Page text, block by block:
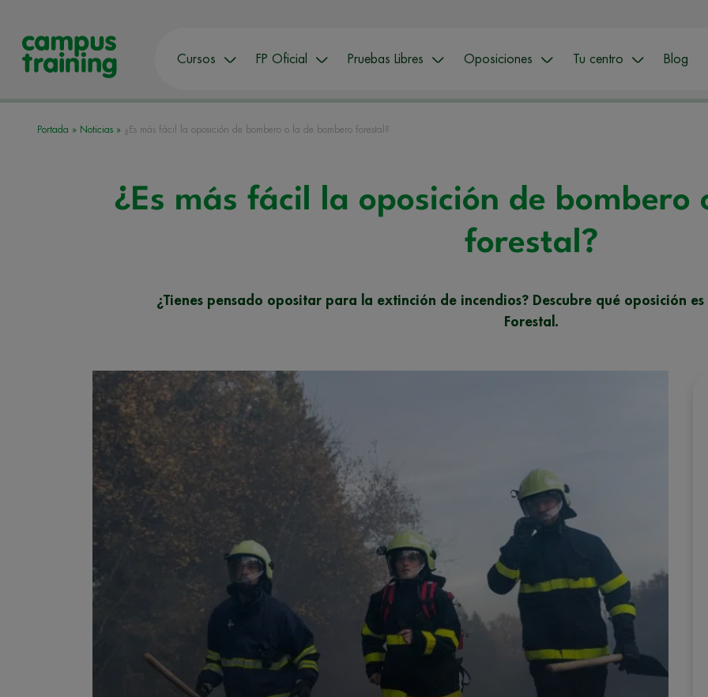
Cursos FP Oficial Pruebas Libres Oposiciones Tu centro Blog
Portada » Noticias » ¿Es más fácil la oposición de bombero o la de bombero forestal?
¿Es más fácil la oposición de bombero
forestal?
¿Tienes pensado opositar para la extinción de incendios? Descubre qué oposición
Forestal.